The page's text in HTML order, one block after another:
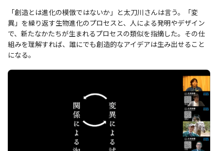
「創造とは進化の模倣ではないか」と太刀川さんは言う。「変
異」を繰り返す生物進化のプロセスと、人による発明やデザイン
で、新たなかたちが生まれるプロセスの類似を指摘した。その仕
組みを理解すれば、誰にでも創造的なアイデアは生み出せること
になる。